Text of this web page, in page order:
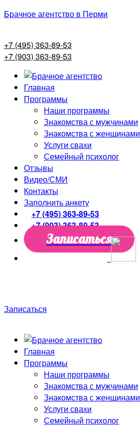
Брачное агентство в Перми
+7 (495) 363-89-53
+7 (903) 363-89-53
Главная
Программы
Наши программы
Знакомства с мужчинами
Знакомства с женщинами
Услуги свахи
Семейный психолог
Отзывы
Видео/СМИ
Контакты
Заполнить анкету
+7 (495) 363-89-53
+7 (903) 363-89-53
Записаться
Записаться
Главная
Программы
Наши программы
Знакомства с мужчинами
Знакомства с женщинами
Услуги свахи
Семейный психолог